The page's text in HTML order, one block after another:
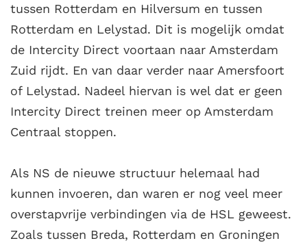
tussen Rotterdam en Hilversum en tussen
Rotterdam en Lelystad. Dit is mogelijk omdat
de Intercity Direct voortaan naar Amsterdam
Zuid rijdt. En van daar verder naar Amersfoort
of Lelystad. Nadeel hiervan is wel dat er geen
Intercity Direct treinen meer op Amsterdam
Centraal stoppen.
Als NS de nieuwe structuur helemaal had
kunnen invoeren, dan waren er nog veel meer
overstapvrije verbindingen via de HSL geweest.
Zoals tussen Breda, Rotterdam en Groningen